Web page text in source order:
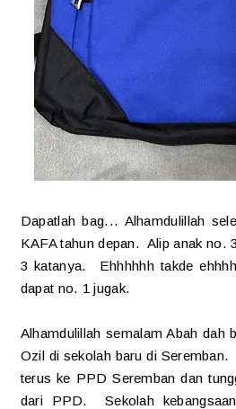
Dapatlah bag... Alhamdulillah
KAFA tahun depan. Alip anak no.
3 katanya. Ehhhhhh takde
dapat no. 1 jugak.
Alhamdulillah semalam Abah dah
Ozil di sekolah baru di Seremban.
terus ke PPD Seremban dan
dari PPD. Sekolah